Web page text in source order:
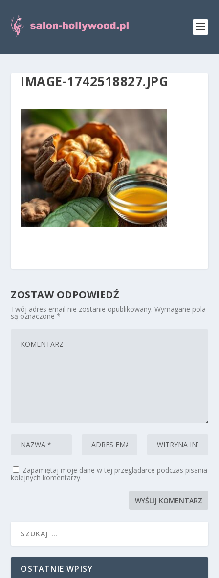
IMAGE-1742518827.JPG
ZOSTAW ODPOWIEDŹ
Twój adres email nie zostanie opublikowany. Wymagane pola
są oznaczone*
Zapamiętaj moje dane w tej przeglądarce podczas pisania
kolejnych komentarzy.
OSTATNIE WPISY